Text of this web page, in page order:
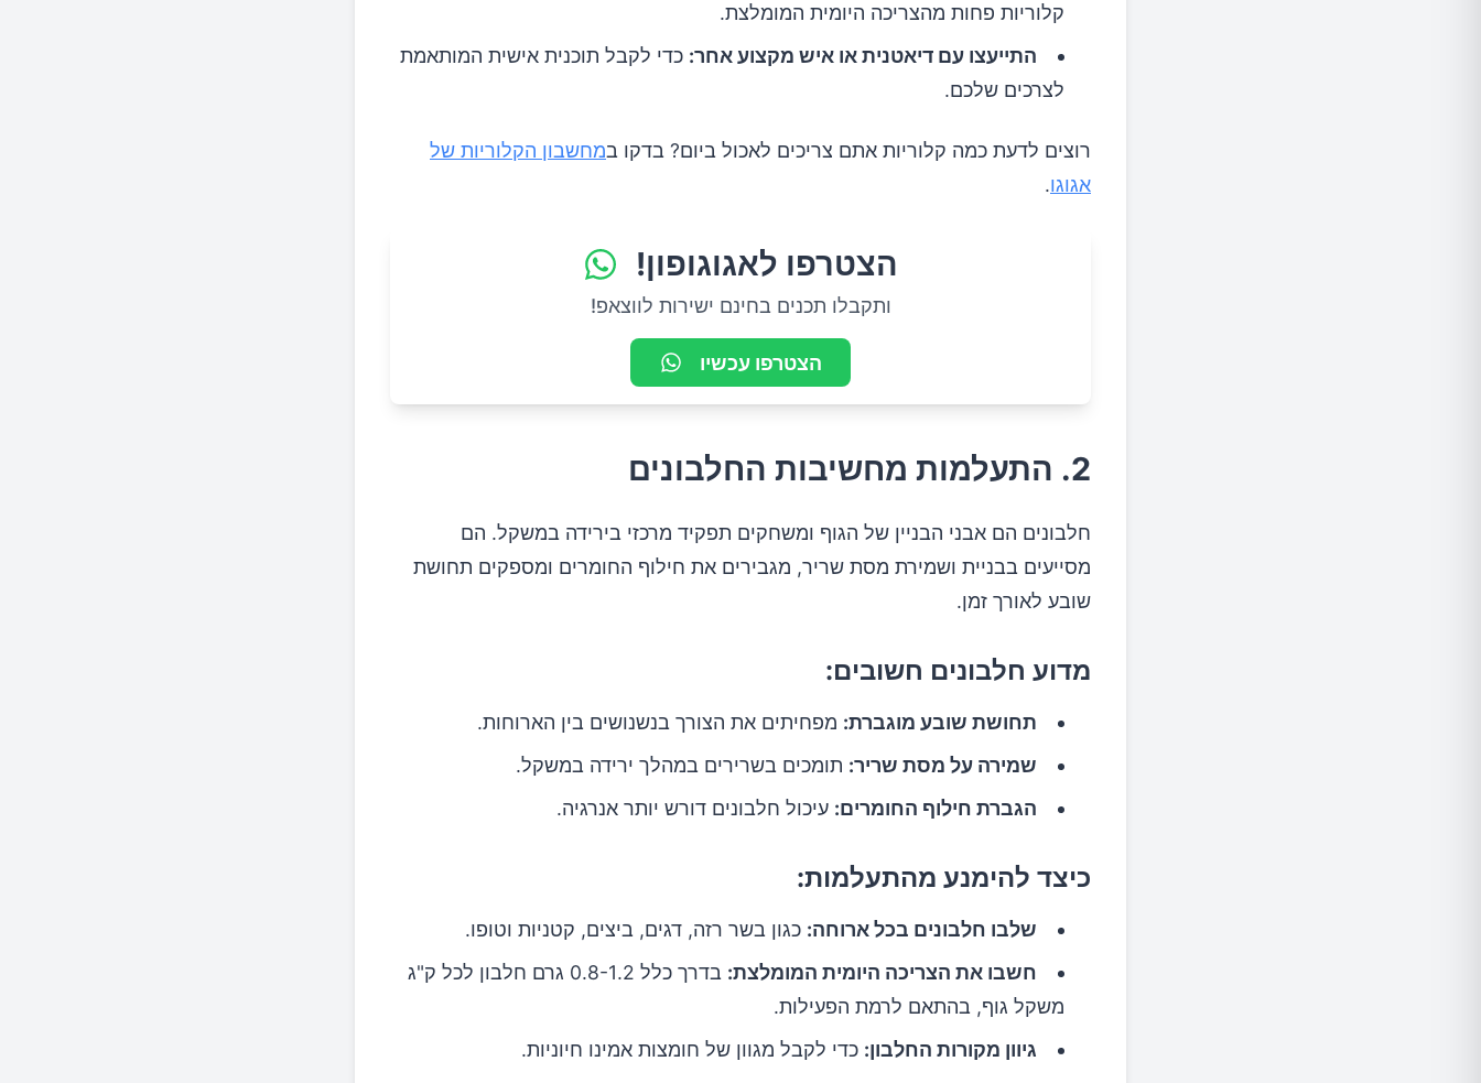
קלוריות פחות מהצריכה היומית המומלצת.
התייעצו עם דיאטנית או איש מקצוע אחר: כדי לקבל תוכנית אישית המותאמת
לצרכים שלכם.
רוצים לדעת כמה קלוריות אתם צריכים לאכול ביום? בדקו במחשבון הקלוריות של
אגוגו.
הצטרפו לאגוגופון!
ותקבלו תכנים בחינם ישירות לווצאפ!
הצטרפו עכשיו
2. התעלמות מחשיבות החלבונים
חלבונים הם אבני הבניין של הגוף ומשחקים תפקיד מרכזי בירידה במשקל. הם
מסייעים בבניית ושמירת מסת שריר, מגבירים את חילוף החומרים ומספקים תחושת
שובע לאורך זמן.
מדוע חלבונים חשובים:
תחושת שובע מוגברת: מפחיתים את הצורך בנשנושים בין הארוחות.
שמירה על מסת שריר: תומכים בשרירים במהלך ירידה במשקל.
הגברת חילוף החומרים: עיכול חלבונים דורש יותר אנרגיה.
כיצד להימנע מהתעלמות:
שלבו חלבונים בכל ארוחה: כגון בשר רזה, דגים, ביצים, קטניות וטופו.
חשבו את הצריכה היומית המומלצת:
בדרך כלל 0.8-1.2 גרם חלבון לכל ק"ג
משקל גוף, בהתאם לרמת הפעילות.
גיוון מקורות החלבון: כדי לקבל מגוון של חומצות אמינו חיוניות.